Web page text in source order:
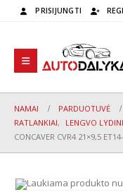
PRISIJUNGTI
NAMAI
PARDUOTUVĖ
RATLANKIAI,
LENGVO
CONCAVER CVR4 21×9,5